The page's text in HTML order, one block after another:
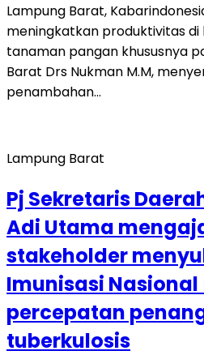
Lampung Barat,
meningkatkan produktivitas
tanaman pangan khususnya
Barat Drs Nukman M.M,
penambahan…
Lampung Barat
Pj Sekretaris
Adi Utama
stakeholder
Imunisasi Nasional
percepatan
tuberkulosis